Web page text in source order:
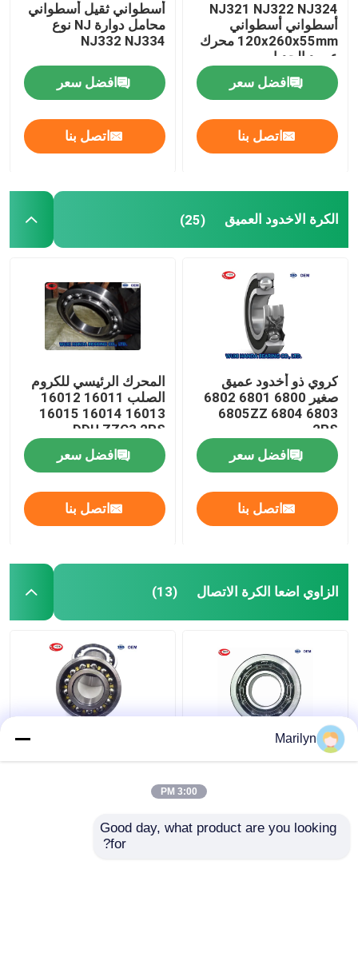
NSK كروي
محامل متقاطعة
NJ321 NJ322 NJ324
أسطواني أسطواني
120x260x55mm محرك
عمود الحدبات
افضل سعر
اتصل بنا
أسطواني ثقيل أسطواني
محامل دوارة NJ نوع
NJ332 NJ334
افضل سعر
اتصل بنا
الكرة الاخدود العميق (25)
كروي ذو أخدود عميق
صغير 6800 6801 6802
6803 6804 6805ZZ
2RS
افضل سعر
اتصل بنا
المحرك الرئيسي للكروم
الصلب 16011 16012
16013 16014 16015
DDU ZZC3 2RS
افضل سعر
اتصل بنا
الزاوي اضعا الكرة الاتصال (13)
افضل سعر
1022 N2MA QJ 226
N2MA
افضل سعر
Marilyn
3:00 PM
Good day, what product are you looking
for?